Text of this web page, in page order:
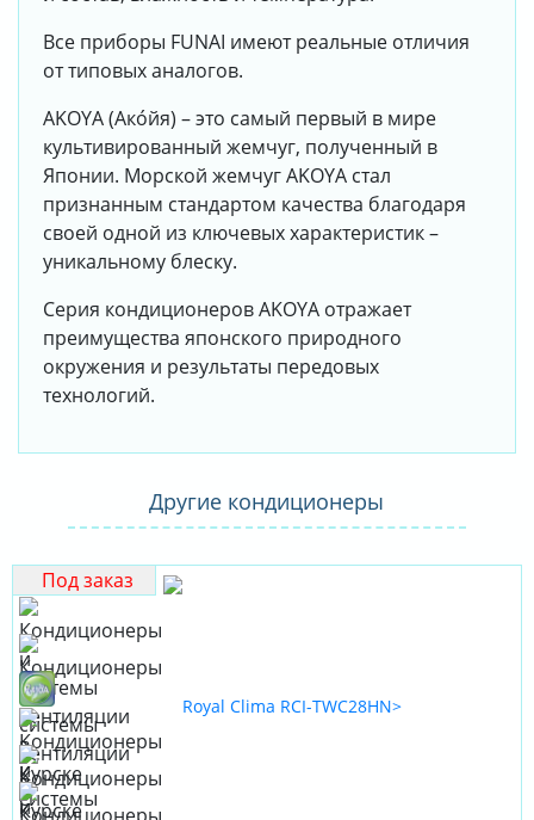
Все приборы FUNAI имеют реальные отличия
от типовых аналогов.
AKOYA (Ако́йя) – это самый первый в мире
культивированный жемчуг, полученный в
Японии. Морской жемчуг AKOYA стал
признанным стандартом качества благодаря
своей одной из ключевых характеристик –
уникальному блеску.
Серия кондиционеров AKOYA отражает
преимущества японского природного
окружения и результаты передовых
технологий.
Другие кондиционеры
Под заказ